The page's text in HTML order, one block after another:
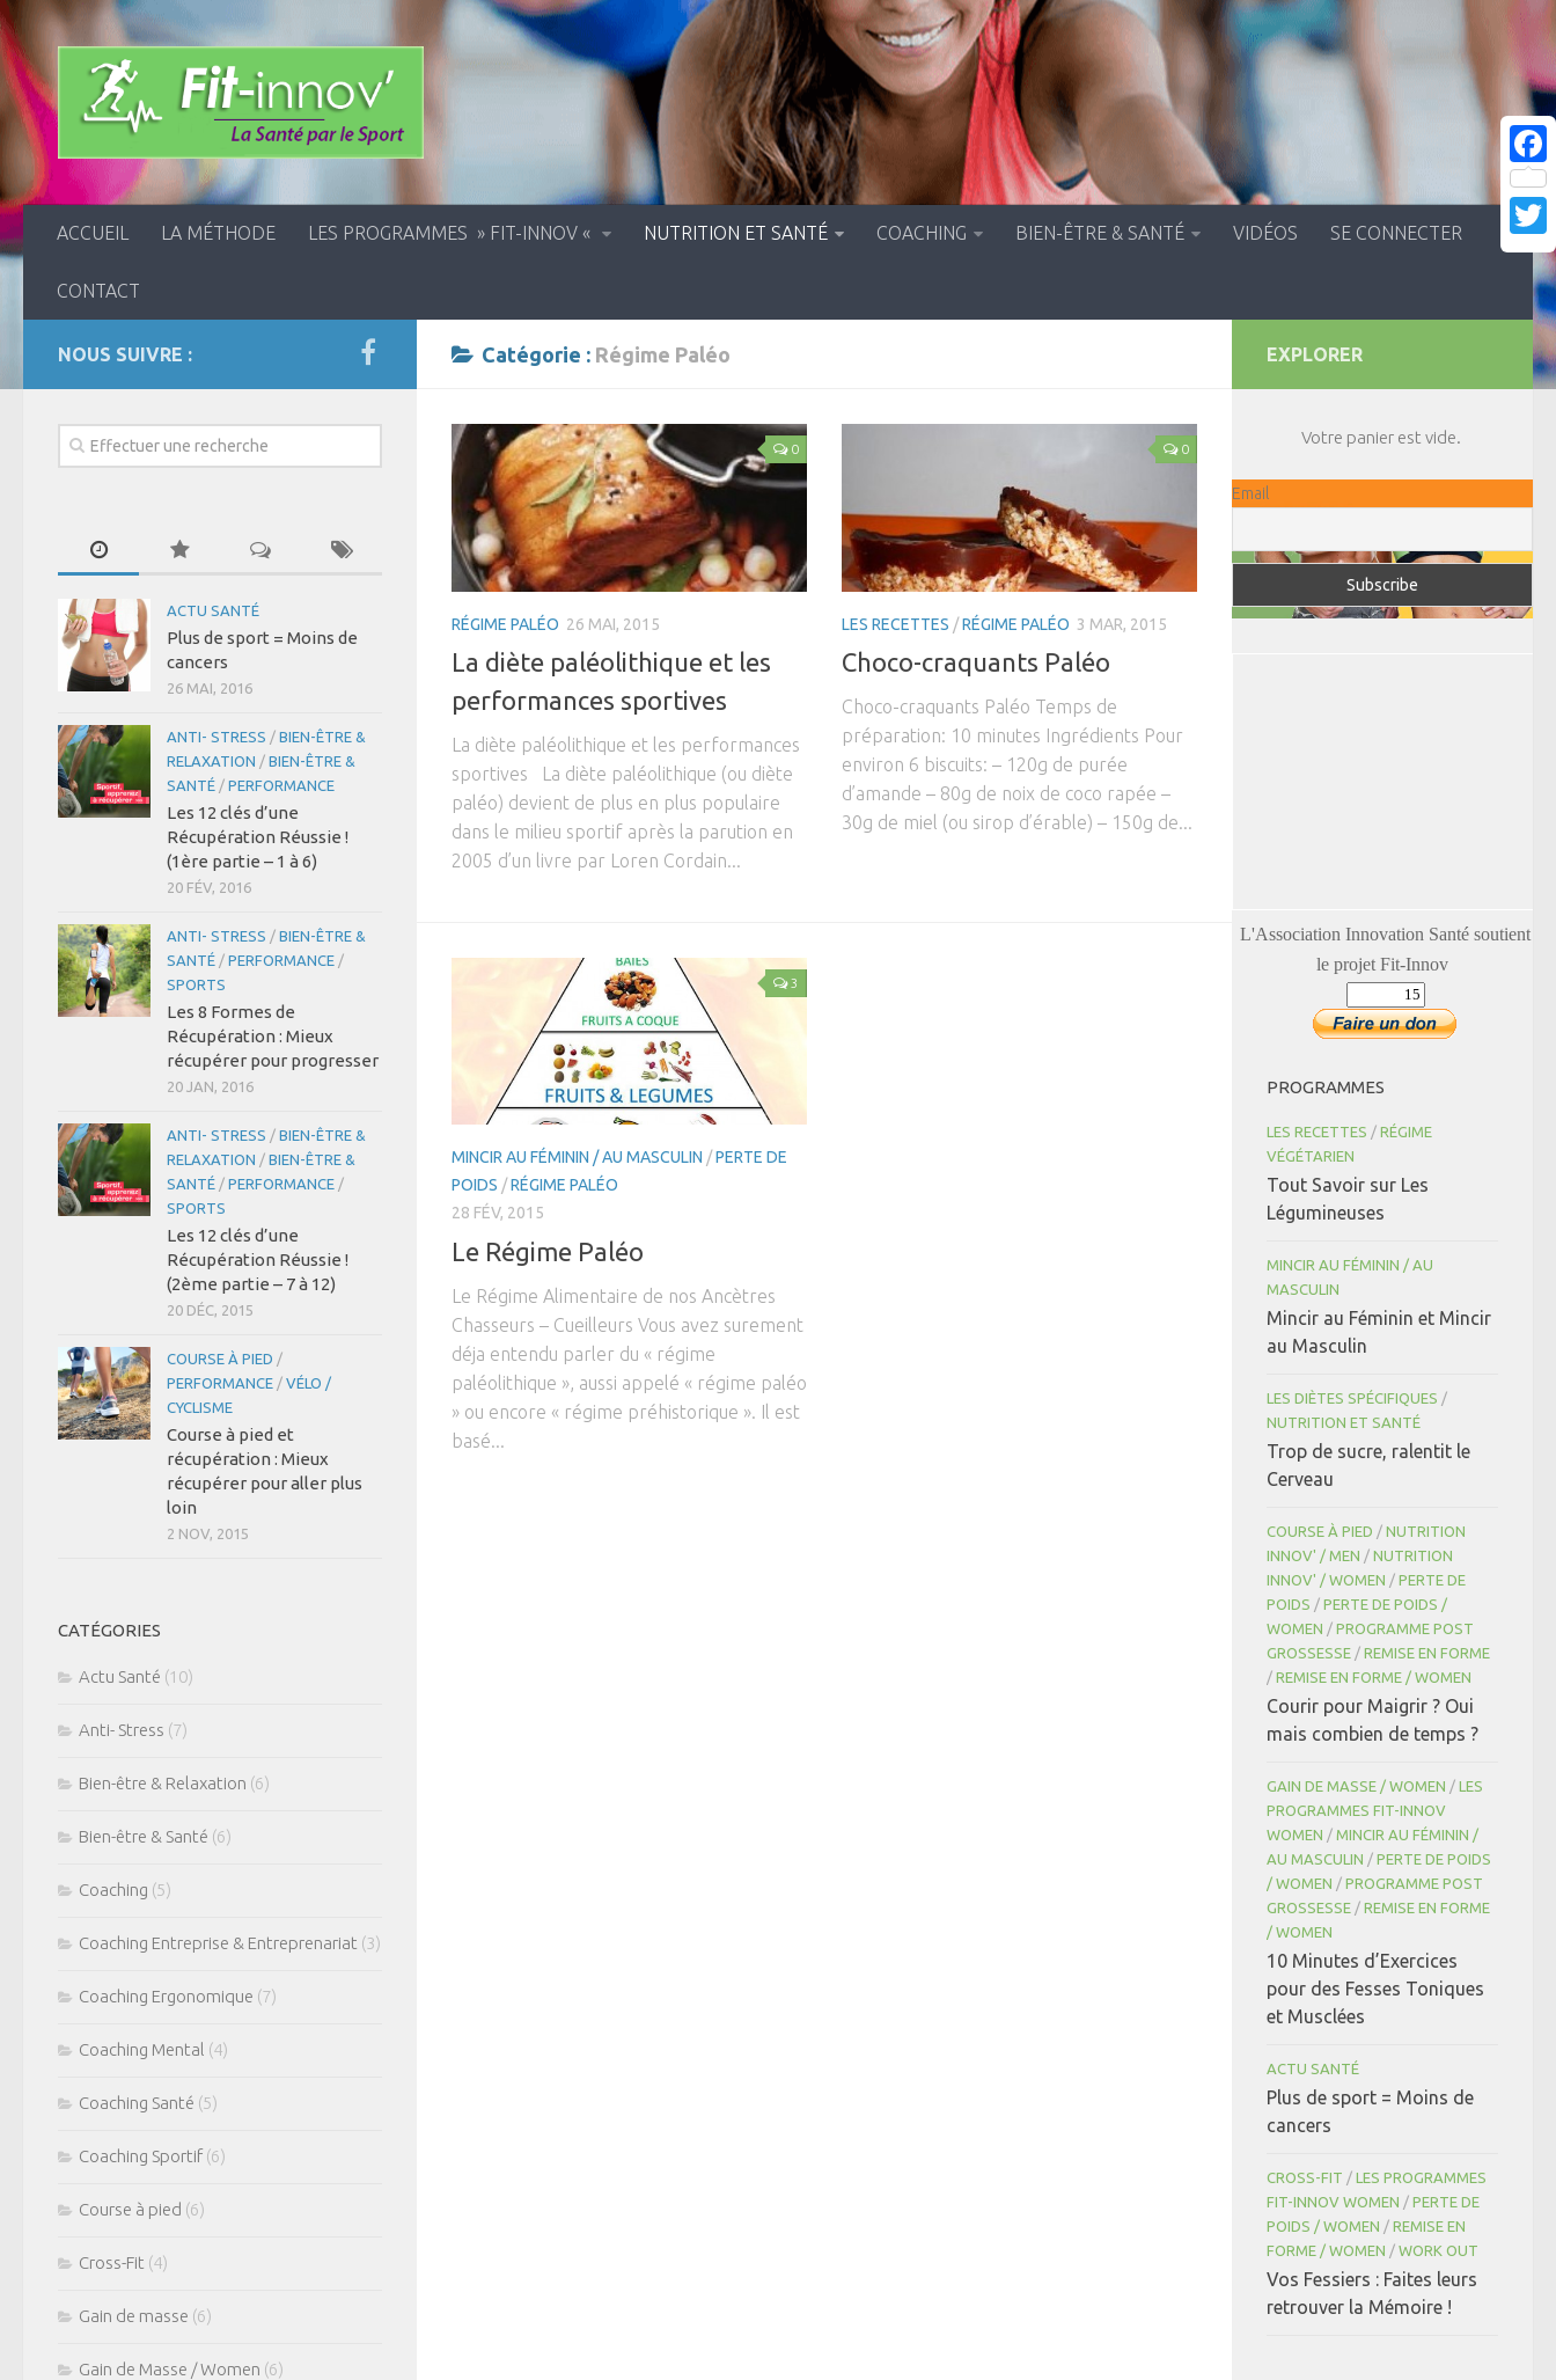
ACCUEIL LA MÉTHODE LES PROGRAMMES » FIT-INNOV « NUTRITION ET SANTÉ COACHING BIEN-ÊTRE & SANTÉ VIDÉOS SE CONNECTER
CONTACT
Catégorie : Régime Paléo
0
RÉGIME PALÉO 26 MAI, 2015
La diète paléolithique et les
performances sportives
La diète paléolithique et les performances
sportives La diète paléolithique (ou diète
paléo) devient de plus en plus populaire
dans le milieu sportif après la parution en
2005 d’un livre par Loren Cordain...
0
LES RECETTES /RÉGIME PALÉO 3 MAR, 2015
Choco-craquants Paléo
Choco-craquants Paléo Temps de
préparation: 10 minutes Ingrédients Pour
environ 6 biscuits: – 120g de purée
d’amande – 80g de noix de coco rapée –
30g de miel (ou sirop d’érable) – 150g de...
3
MINCIR AU FÉMININ / AU MASCULIN /PERTE DE
POIDS /RÉGIME PALÉO
28 FÉV, 2015
Le Régime Paléo
Le Régime Alimentaire de nos Ancètres
Chasseurs – Cueilleurs Vous avez surement
déja entendu parler du « régime
paléolithique », aussi appelé « régime paléo
» ou encore « régime préhistorique ». Il est
basé...
NOUS SUIVRE :
ACTU SANTÉ
Plus de sport = Moins de
cancers
26 MAI, 2016
ANTI- STRESS / BIEN-ÊTRE &
RELAXATION / BIEN-ÊTRE &
SANTÉ / PERFORMANCE
Les 12 clés d’une
Récupération Réussie !
(1ère partie – 1 à 6)
20 FÉV, 2016
ANTI- STRESS / BIEN-ÊTRE &
SANTÉ / PERFORMANCE /
SPORTS
Les 8 Formes de
Récupération : Mieux
récupérer pour progresser
20 JAN, 2016
ANTI- STRESS / BIEN-ÊTRE &
RELAXATION / BIEN-ÊTRE &
SANTÉ / PERFORMANCE /
SPORTS
Les 12 clés d’une
Récupération Réussie !
(2ème partie – 7 à 12)
20 DÉC, 2015
COURSE À PIED /
PERFORMANCE / VÉLO /
CYCLISME
Course à pied et
récupération : Mieux
récupérer pour aller plus
loin
2 NOV, 2015
CATÉGORIES
Actu Santé (10)
Anti- Stress (7)
Bien-être & Relaxation (6)
Bien-être & Santé (6)
Coaching (5)
Coaching Entreprise & Entreprenariat (3)
Coaching Ergonomique (7)
Coaching Mental (4)
Coaching Santé (5)
Coaching Sportif(6)
Course à pied (6)
Cross-Fit (4)
Gain de masse (6)
Gain de Masse / Women (6)
EXPLORER
Votre panier est vide.
Email
L'Association Innovation Santé soutient
le projet Fit-Innov
PROGRAMMES
LES RECETTES / RÉGIME
VÉGÉTARIEN
Tout Savoir sur Les
Légumineuses
MINCIR AU FÉMININ / AU
MASCULIN
Mincir au Féminin et Mincir
au Masculin
LES DIÈTES SPÉCIFIQUES /
NUTRITION ET SANTÉ
Trop de sucre, ralentit le
Cerveau
COURSE À PIED / NUTRITION
INNOV' / MEN / NUTRITION
INNOV' / WOMEN / PERTE DE
POIDS / PERTE DE POIDS /
WOMEN / PROGRAMME POST
GROSSESSE / REMISE EN FORME
/ REMISE EN FORME / WOMEN
Courir pour Maigrir ? Oui
mais combien de temps ?
GAIN DE MASSE / WOMEN / LES
PROGRAMMES FIT-INNOV
WOMEN / MINCIR AU FÉMININ /
AU MASCULIN / PERTE DE POIDS
/ WOMEN / PROGRAMME POST
GROSSESSE / REMISE EN FORME
/ WOMEN
10 Minutes d’Exercices
pour des Fesses Toniques
et Musclées
ACTU SANTÉ
Plus de sport = Moins de
cancers
CROSS-FIT / LES PROGRAMMES
FIT-INNOV WOMEN / PERTE DE
POIDS / WOMEN / REMISE EN
FORME / WOMEN / WORK OUT
Vos Fessiers : Faites leurs
retrouver la Mémoire !